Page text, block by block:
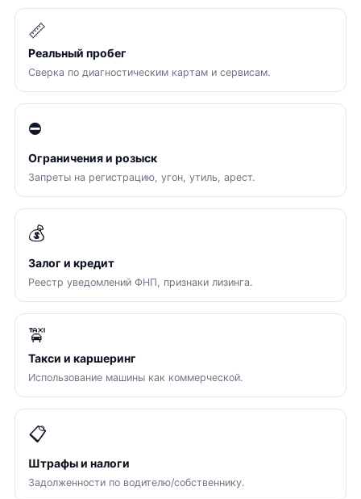
📏
Реальный пробег
Сверка по диагностическим картам и сервисам.
⛔
Ограничения и розыск
Запреты на регистрацию, угон, утиль, арест.
💰
Залог и кредит
Реестр уведомлений ФНП, признаки лизинга.
🚖
Такси и каршеринг
Использование машины как коммерческой.
📋
Штрафы и налоги
Задолженности по водителю/собственнику.